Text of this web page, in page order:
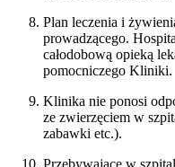
Plan leczenia i
prowadzącego.
całodobową opieką
pomocniczego Kliniki.
Klinika nie ponosi
ze zwierzęciem w
zabawki etc.).
Przebywające w